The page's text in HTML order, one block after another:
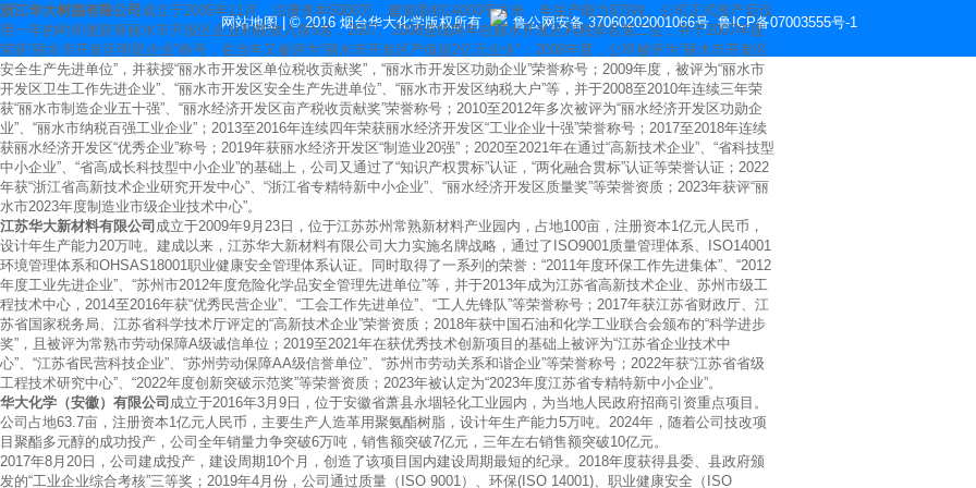
浙江华大树脂有限公司 成立于2005年11月，注册资本5000万，建筑面积14000平方米，年生产能力8万吨。公司正式投产后仅
用一年的时间便跻身丽水市开发区企业利税收入前5名，2007、2008连续两年在丽水开发区利税排名第二位，并于2007年度
荣获“丽水市开发区明星企业”称号，在当年又被评为“丽水市开发区产值超2亿元企业”；2008年度，公司被评为“丽水市开发区
安全生产先进单位”，并获授“丽水市开发区单位税收贡献奖”，“丽水市开发区功勋企业”荣誉称号；2009年度，被评为“丽水市
开发区卫生工作先进企业”、“丽水市开发区安全生产先进单位”、“丽水市开发区纳税大户”等，并于2008至2010年连续三年荣
获“丽水市制造企业五十强”、“丽水经济开发区亩产税收贡献奖”荣誉称号；2010至2012年多次被评为“丽水经济开发区功勋企
业”、“丽水市纳税百强工业企业”；2013至2016年连续四年荣获丽水经济开发区“工业企业十强”荣誉称号；2017至2018年连续
获丽水经济开发区“优秀企业”称号；2019年获丽水经济开发区“制造业20强”；2020至2021年在通过“高新技术企业”、“省科技型
中小企业”、“省高成长科技型中小企业”的基础上，公司又通过了“知识产权贯标”认证，“两化融合贯标”认证等荣誉认证；2022
年获“浙江省高新技术企业研究开发中心”、“浙江省专精特新中小企业”、“丽水经济开发区质量奖”等荣誉资质；2023年获评“丽
水市2023年度制造业市级企业技术中心”。
江苏华大新材料有限公司 成立于2009年9月23日，位于江苏苏州常熟新材料产业园内，占地100亩，注册资本1亿元人民币，
设计年生产能力20万吨。建成以来，江苏华大新材料有限公司大力实施名牌战略，通过了ISO9001质量管理体系、ISO14001
环境管理体系和OHSAS18001职业健康安全管理体系认证。同时取得了一系列的荣誉：“2011年度环保工作先进集体”、“2012
年度工业先进企业”、“苏州市2012年度危险化学品安全管理先进单位”等，并于2013年成为江苏省高新技术企业、苏州市级工
程技术中心，2014至2016年获“优秀民营企业”、“工会工作先进单位”、“工人先锋队”等荣誉称号；2017年获江苏省财政厅、江
苏省国家税务局、江苏省科学技术厅评定的“高新技术企业”荣誉资质；2018年获中国石油和化学工业联合会颁布的“科学进步
奖”，且被评为常熟市劳动保障A级诚信单位；2019至2021年在获优秀技术创新项目的基础上被评为“江苏省企业技术中
心”、“江苏省民营科技企业”、“苏州劳动保障AA级信誉单位”、“苏州市劳动关系和谐企业”等荣誉称号；2022年获“江苏省省级
工程技术研究中心”、“2022年度创新突破示范奖”等荣誉资质；2023年被认定为“2023年度江苏省专精特新中小企业”。
华大化学（安徽）有限公司 成立于2016年3月9日，位于安徽省萧县永堌轻化工业园内，为当地人民政府招商引资重点项目。
公司占地63.7亩，注册资本1亿元人民币，主要生产人造革用聚氨酯树脂，设计年生产能力5万吨。2024年，随着公司技改项
目聚酯多元醇的成功投产，公司全年销量力争突破6万吨，销售额突破7亿元，三年左右销售额突破10亿元。
2017年8月20日，公司建成投产，建设周期10个月，创造了该项目国内建设周期最短的纪录。2018年度获得县委、县政府颁
发的“工业企业综合考核”三等奖；2019年4月份，公司通过质量（ISO 9001）、环保(ISO 14001)、职业健康安全（ISO
网站地图| © 2016 烟台华大化学版权所有 鲁公网安备 37060202001066号 鲁ICP备07003555号-1